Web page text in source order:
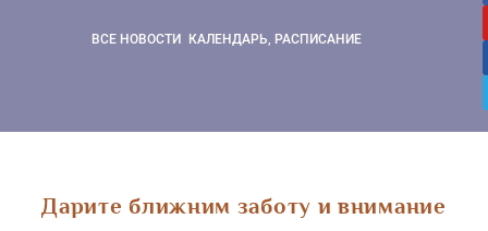
ВСЕ НОВОСТИ КАЛЕНДАРЬ, РАСПИСАНИЕ
Дарите ближним заботу и внимание